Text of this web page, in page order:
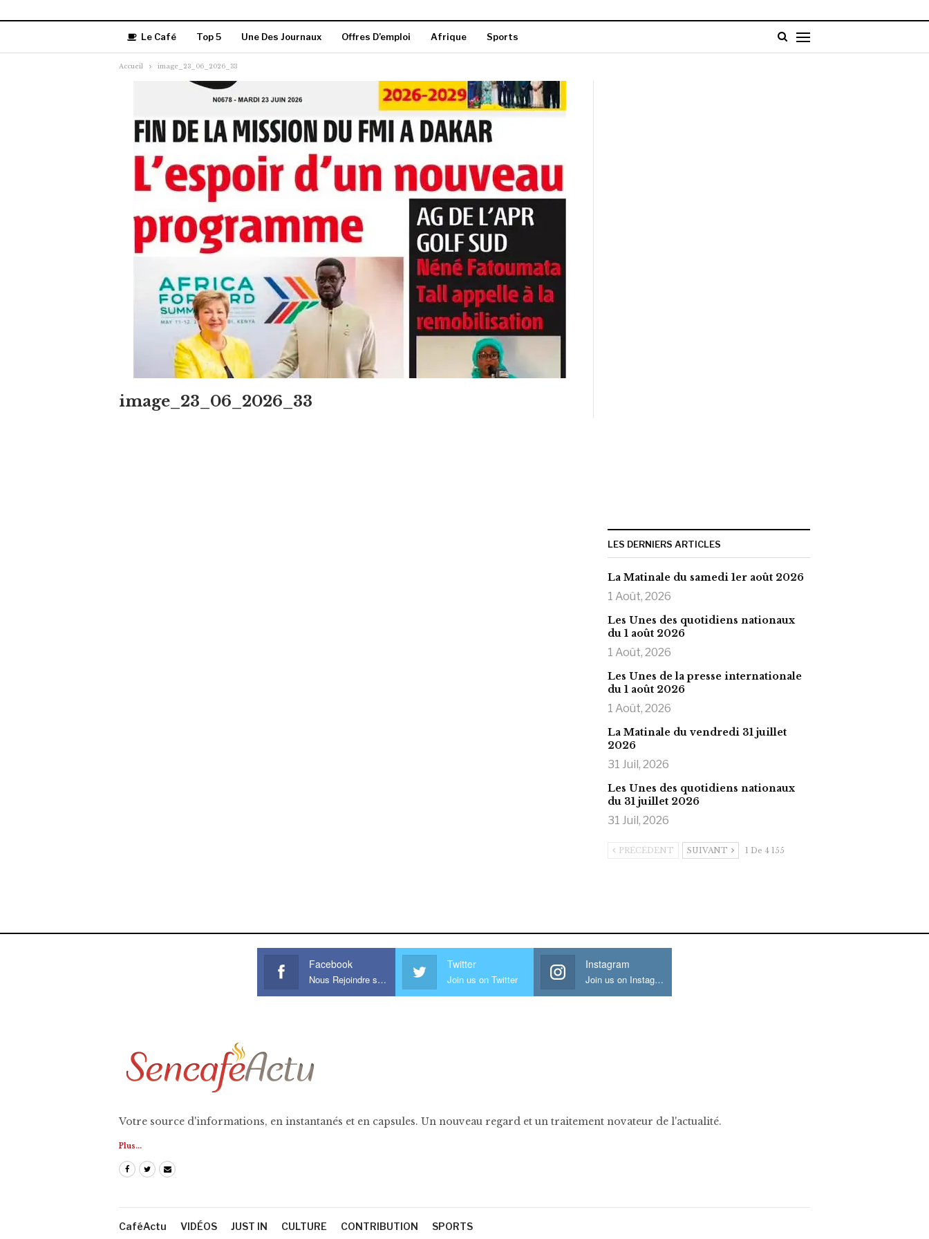
Le Café Top 5 Une Des Journaux Offres D’emploi Afrique Sports
Accueil image_23_06_2026_33
image_23_06_2026_33
LES DERNIERS ARTICLES
La Matinale du samedi 1er août 2026
1 Août, 2026
Les Unes des quotidiens nationaux
du 1 août 2026
1 Août, 2026
Les Unes de la presse internationale
du 1 août 2026
1 Août, 2026
La Matinale du vendredi 31 juillet
2026
31 Juil, 2026
Les Unes des quotidiens nationaux
du 31 juillet 2026
31 Juil, 2026
PRÉCÉDENT SUIVANT 1 De 4 155
Facebook
Nous Rejoindre sur Facebook
Twitter
Join us on Twitter
Instagram
Join us on Instagram
Votre source d'informations, en instantanés et en capsules. Un nouveau regard et un traitement novateur de l'actualité.
Plus...
CaféActu VIDÉOS JUST IN CULTURE CONTRIBUTION SPORTS